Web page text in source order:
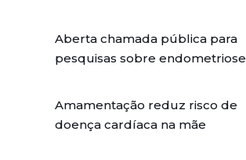
Aberta chamada pública para
pesquisas sobre endometriose
Amamentação reduz risco de
doença cardíaca na mãe